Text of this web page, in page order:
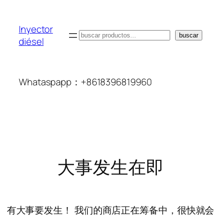
Inyector
diésel
搜
buscar
Whataspapp：+8618396819960
大事发生在即
有大事要发生！ 我们的商店正在筹备中，很快就会